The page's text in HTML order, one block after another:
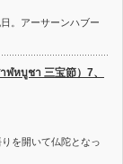
。アーサーンハブー
ฬหบูชา 三宝節）7、
を開いて仏陀となっ